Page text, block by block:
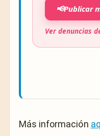
📢Publicar
Ver denuncias
Más información